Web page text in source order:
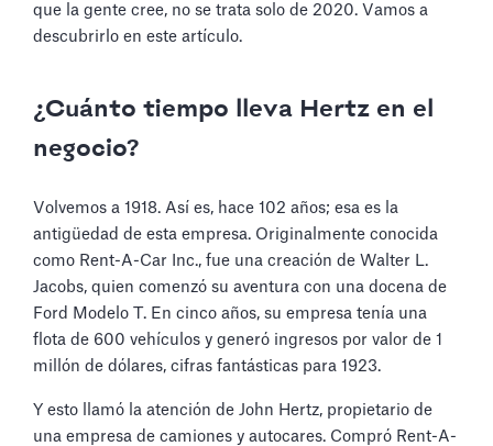
que la gente cree, no se trata solo de 2020. Vamos a
descubrirlo en este artículo.
¿Cuánto tiempo lleva Hertz en el
negocio?
Volvemos a 1918. Así es, hace 102 años; esa es la
antigüedad de esta empresa. Originalmente conocida
como Rent-A-Car Inc., fue una creación de Walter L.
Jacobs, quien comenzó su aventura con una docena de
Ford Modelo T. En cinco años, su empresa tenía una
flota de 600 vehículos y generó ingresos por valor de 1
millón de dólares, cifras fantásticas para 1923.
Y esto llamó la atención de John Hertz, propietario de
una empresa de camiones y autocares. Compró Rent-A-